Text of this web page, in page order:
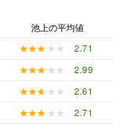
池上の平均値
★★★★★
★★★★★
2.71
★★★★★
★★★★★
2.99
★★★★★
★★★★★
2.61
★★★★★
★★★★★ 2.71